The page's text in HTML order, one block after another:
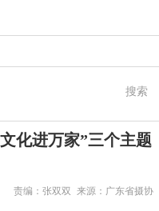
搜索
化进万家”三个主题
来源：广东省摄协
责编：张双双